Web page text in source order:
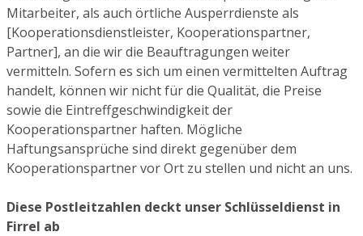
Mitarbeiter, als auch örtliche Ausperrdienste als
[Kooperationsdienstleister, Kooperationspartner,
Partner], an die wir die Beauftragungen weiter
vermitteln. Sofern es sich um einen vermittelten Auftrag
handelt, können wir nicht für die Qualität, die Preise
sowie die Eintreffgeschwindigkeit der
Kooperationspartner haften. Mögliche
Haftungsansprüche sind direkt gegenüber dem
Kooperationspartner vor Ort zu stellen und nicht an uns.
Diese Postleitzahlen deckt unser Schlüsseldienst in
Firrel ab